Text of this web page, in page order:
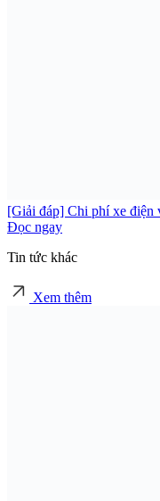
[Giải đáp] Chi phí xe điện
Đọc ngay
Tin tức khác
Xem thêm